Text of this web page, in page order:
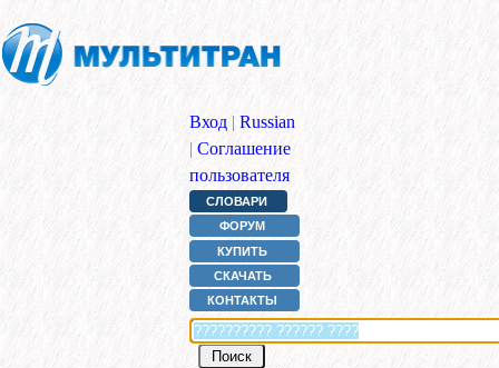
Вход | Russian
| Соглашение
пользователя
СЛОВАРИ
ФОРУМ
КУПИТЬ
СКАЧАТЬ
КОНТАКТЫ